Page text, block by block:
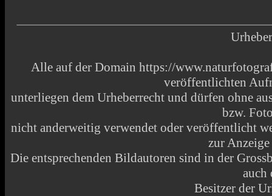
Alle auf der Domain https://
veröffentlichten
unterliegen dem Urheberrecht und dürfen ohne
bzw.
nicht anderweitig verwendet oder veröffentlicht
zur
Die entsprechenden Bildautoren sind in der
auch
Besitzer der